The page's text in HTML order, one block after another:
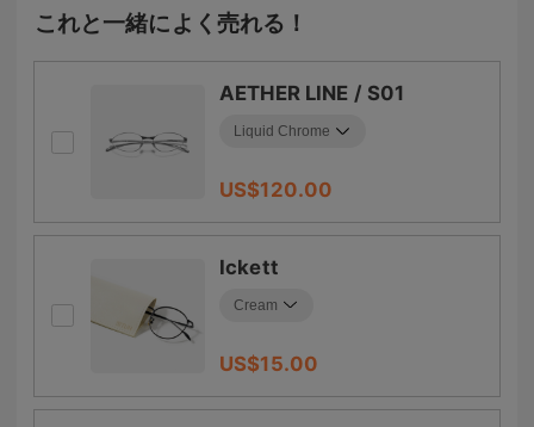
これと一緒によく売れる！
AETHER LINE / S01
US$120.00
Ickett
US$15.00